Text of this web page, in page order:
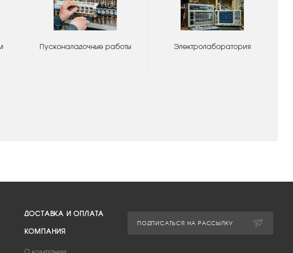
Пусконаладочные работы Электролаборатория
ДОСТАВКА И ОПЛАТА
КОМПАНИЯ
ПОДПИСАТЬСЯ НА РАССЫЛКУ